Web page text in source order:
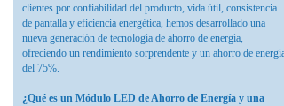
clientes por confiabilidad del producto, vida útil, consistencia
de pantalla y eficiencia energética, hemos desarrollado una
nueva generación de tecnología de ahorro de energía,
ofreciendo un rendimiento sorprendente y un ahorro de energía
del 75%.
¿Qué es un Módulo LED de Ahorro de Energía y una